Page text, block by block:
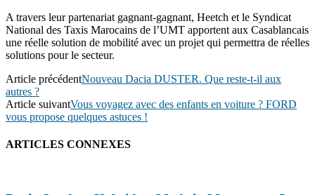
A travers leur partenariat gagnant-gagnant, Heetch et le Syndicat
National des Taxis Marocains de l’UMT apportent aux Casablancais
une réelle solution de mobilité avec un projet qui permettra de réelles
solutions pour le secteur.
Article précédentNouveau Dacia DUSTER. Que reste-t-il aux
autres ?
Article suivantVous voyagez avec des enfants en voiture ? FORD
vous propose quelques astuces !
ARTICLES CONNEXES